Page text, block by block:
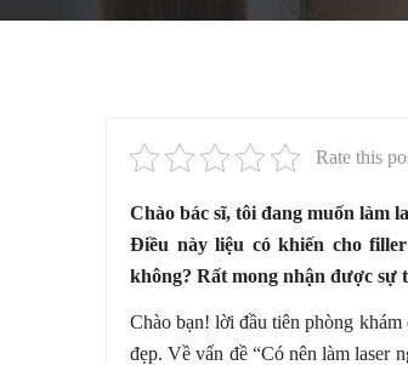
Rate this
Chào bác sĩ, tôi đang muốn làm
Điều này liệu có khiến cho
không? Rất mong nhận được sự
Chào bạn! lời đầu tiên phòng
đẹp. Về vấn đề “Có nên làm laser